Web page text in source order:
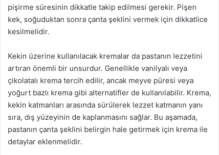
pişirme süresinin dikkatle takip edilmesi gerekir. Pişen
kek, soğuduktan sonra çanta şeklini vermek için dikkatlice
kesilmelidir.
Kekin üzerine kullanılacak kremalar da pastanın lezzetini
artıran önemli bir unsurdur. Genellikle vanilyalı veya
çikolatalı krema tercih edilir, ancak meyve püresi veya
yoğurt bazlı krema gibi alternatifler de kullanılabilir. Krema,
kekin katmanları arasında sürülerek lezzet katmanın yanı
sıra, dış yüzeyinin de kaplanmasını sağlar. Bu aşamada,
pastanın çanta şeklini belirgin hale getirmek için krema ile
detaylar eklenmelidir.